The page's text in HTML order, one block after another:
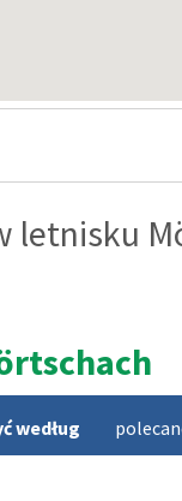
letnisku
według